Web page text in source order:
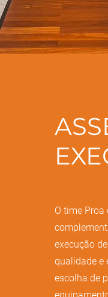
O time
execução
qualidade e
escolha de